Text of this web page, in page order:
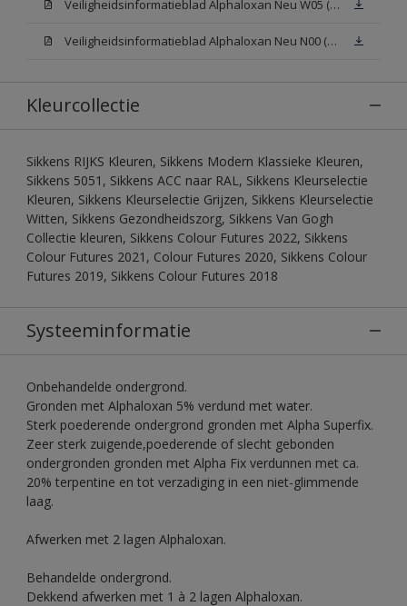
Veiligheidsinformatieblad Alphaloxan Neu W05 (MSDS)
Veiligheidsinformatieblad Alphaloxan Neu N00 (MSDS)
Kleurcollectie
Sikkens RIJKS Kleuren, Sikkens Modern Klassieke Kleuren,
Sikkens 5051, Sikkens ACC naar RAL, Sikkens Kleurselectie
Kleuren, Sikkens Kleurselectie Grijzen, Sikkens Kleurselectie
Witten, Sikkens Gezondheidszorg, Sikkens Van Gogh
Collectie kleuren, Sikkens Colour Futures 2022, Sikkens
Colour Futures 2021, Colour Futures 2020, Sikkens Colour
Futures 2019, Sikkens Colour Futures 2018
Systeeminformatie
Onbehandelde ondergrond.
Gronden met Alphaloxan 5% verdund met water.
Sterk poederende ondergrond gronden met Alpha Superfix.
Zeer sterk zuigende,poederende of slecht gebonden
ondergronden gronden met Alpha Fix verdunnen met ca.
20% terpentine en tot verzadiging in een niet-glimmende
laag.
Afwerken met 2 lagen Alphaloxan.
Behandelde ondergrond.
Dekkend afwerken met 1 à 2 lagen Alphaloxan.